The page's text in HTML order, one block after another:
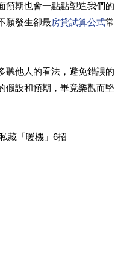
預期也會一點點塑造我們的
願發生卻最房貸試算公式常
聽他人的看法，避免錯誤的
假設和預期，畢竟樂觀而堅
藏「暖機」6招